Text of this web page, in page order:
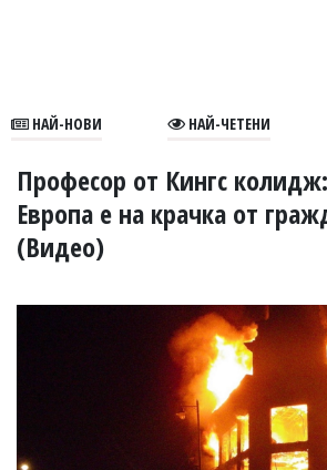
В
УКРАЙНА
СПОРТ
БИЗНЕС
email:
НАЙ-НОВИ НАЙ-ЧЕТЕНИ
Професор от Кингс
Европа е на крачка от
(Видео)